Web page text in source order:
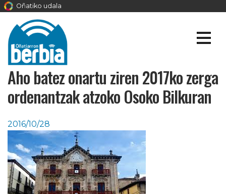
Oñatiko udala
Aho batez onartu ziren 2017ko zerga
ordenantzak atzoko Osoko Bilkuran
2016/10/28